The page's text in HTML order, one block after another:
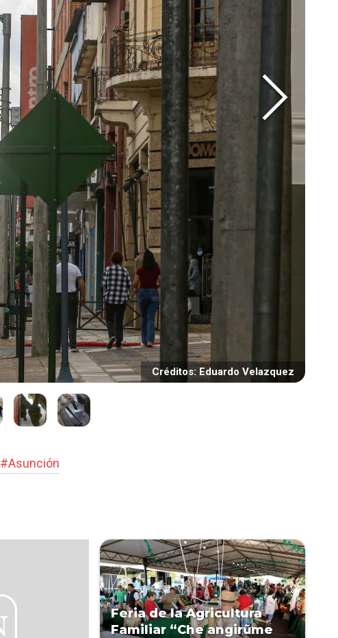
Créditos: Eduardo Velazquez
#Asunción
Feria de la Agricultura
Familiar “Che angirũme